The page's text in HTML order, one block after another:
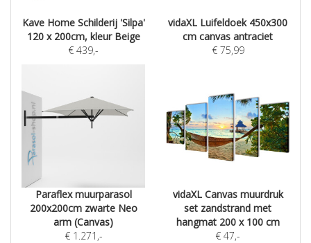
Kave Home Schilderij 'Silpa'
120 x 200cm, kleur Beige
€ 439,-
vidaXL Luifeldoek 450x300
cm canvas antraciet
€ 75,99
Paraflex muurparasol
200x200cm zwarte Neo
arm (Canvas)
€ 1.271 ,-
vidaXL Canvas muurdruk
set zandstrand met
hangmat 200 x 100 cm
€ 47,-